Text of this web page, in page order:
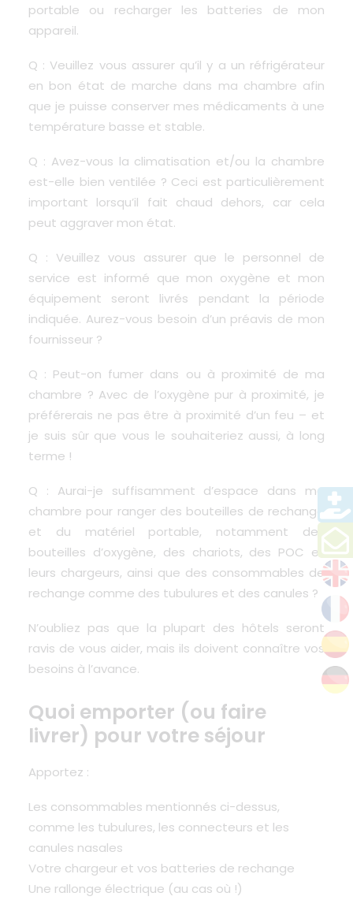
portable ou recharger les batteries de mon
appareil.
Q : Veuillez vous assurer qu’il y a un réfrigérateur
en bon état de marche dans ma chambre afin
que je puisse conserver mes médicaments à une
température basse et stable.
Q : Avez-vous la climatisation et/ou la chambre
est-elle bien ventilée ? Ceci est particulièrement
important lorsqu’il fait chaud dehors, car cela
peut aggraver mon état.
Q : Veuillez vous assurer que le personnel de
service est informé que mon oxygène et mon
équipement seront livrés pendant la période
indiquée. Aurez-vous besoin d’un préavis de mon
fournisseur ?
Q : Peut-on fumer dans ou à proximité de ma
chambre ? Avec de l’oxygène pur à proximité, je
préférerais ne pas être à proximité d’un feu – et
je suis sûr que vous le souhaiteriez aussi, à long
terme !
Q : Aurai-je suffisamment d’espace dans ma
chambre pour ranger des bouteilles de rechange
et du matériel portable, notamment des
bouteilles d’oxygène, des chariots, des POC et
leurs chargeurs, ainsi que des consommables de
rechange comme des tubulures et des canules ?
N’oubliez pas que la plupart des hôtels seront
ravis de vous aider, mais ils doivent connaître vos
besoins à l’avance.
Quoi emporter (ou faire
livrer) pour votre séjour
Apportez :
Les consommables mentionnés ci-dessus,
comme les tubulures, les connecteurs et les
canules nasales
Votre chargeur et vos batteries de rechange
Une rallonge électrique (au cas où !)